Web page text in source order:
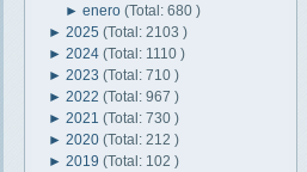
►enero(Total: 680 )
► 2025 (Total: 2103 )
► 2024 (Total: 1110 )
► 2023 (Total: 710 )
► 2022 (Total: 967 )
► 2021 (Total: 730 )
► 2020 (Total: 212 )
► 2019 (Total: 102 )